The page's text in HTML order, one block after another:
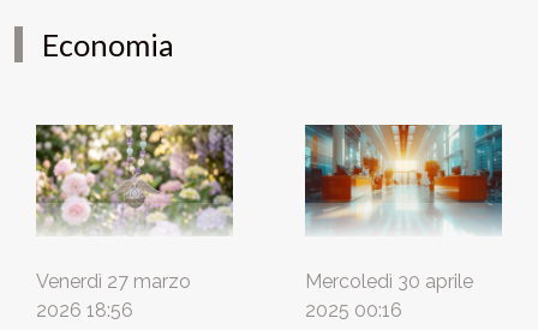
Economia
Venerdì 27 marzo
2026 18:56
Mercoledì 30 aprile
2025 00:16